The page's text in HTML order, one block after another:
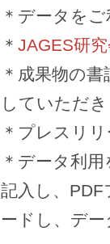
＊データを
＊ JAGES研
＊ 成果物の書
していただ
＊プレスリ
＊データ利
記入し、
ードし、デ